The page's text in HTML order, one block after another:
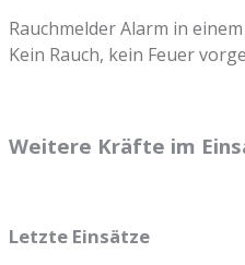
Rauchmelder Alarm in
Kein Rauch, kein Feuer
Weitere Kräfte im
Letzte Einsätze